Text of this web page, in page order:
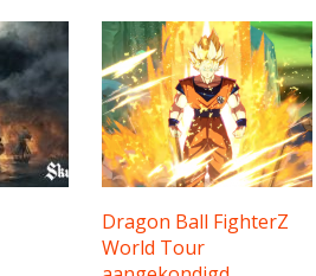
Dragon Ball FighterZ
World Tour